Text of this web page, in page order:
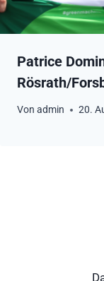
Patrice
Rösrath/
Von admin 20.